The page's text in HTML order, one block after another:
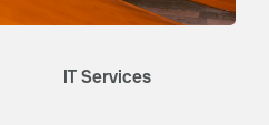
IT Services